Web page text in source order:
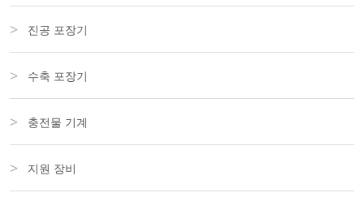
진공 포장기
수축 포장기
충전물 기계
지원 장비